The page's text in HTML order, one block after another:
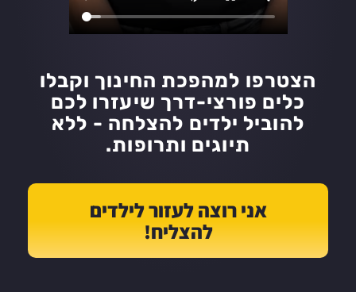
הצטרפו למהפכת החינוך וקבלו
כלים פורצי-דרך שיעזרו לכם
להוביל ילדים להצלחה - ללא
תיוגים ותרופות.
אני רוצה לעזור לילדים
להצליח!